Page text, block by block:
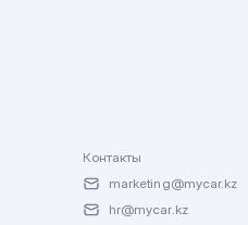
Контакты
marketing@mycar.kz
hr@mycar.kz